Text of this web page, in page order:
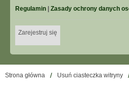
Regulamin Zasady ochrony danych
Zarejestruj się
Strona główna Usuń ciasteczka witryny